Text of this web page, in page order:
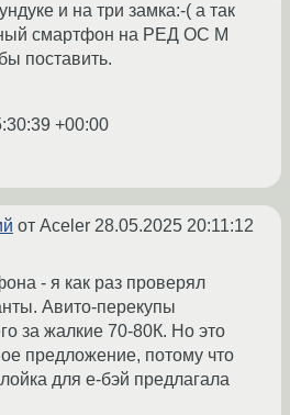
и на три замка:-( а так
смартфон на РЕД ОС М
поставить.
+00:00
от Aceler 28.05.2025 20:11:12
- я как раз проверял
Авито-перекупы
за жалкие 70-80К. Но это
предложение, потому что
для е-бэй предлагала